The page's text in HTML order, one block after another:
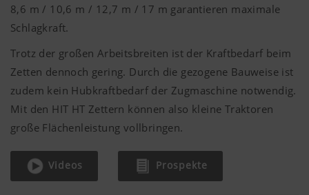
8,6 m / 10,6 m / 12,7 m / 17 m garantieren maximale
Schlagkraft.
Trotz der großen Arbeitsbreiten ist der Kraftbedarf beim
Zetten dennoch gering. Durch die gezogene Bauweise ist
zudem kein Hubkraftbedarf der Zugmaschine notwendig.
Mit den HIT HT Zettern können also kleine Traktoren
große Flächenleistung vollbringen.
Videos Prospekte